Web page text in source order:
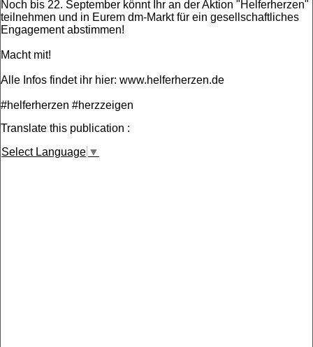
Noch bis 22. September könnt Ihr an der Aktion "Helferherzen"
teilnehmen und in Eurem dm-Markt für ein gesellschaftliches
Engagement abstimmen!
Macht mit!
Alle Infos findet ihr hier: www.helferherzen.de
#helferherzen #herzzeigen
Translate this publication :
Select Language ▼